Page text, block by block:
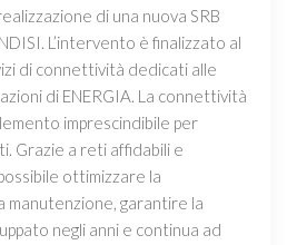
di una nuova SRB
L’intervento è finalizzato al
di connettività dedicati alle
di ENERGIA. La connettività
imprescindibile per
Grazie a reti affidabili e
ottimizzare la
manutenzione, garantire la
negli anni e continua ad